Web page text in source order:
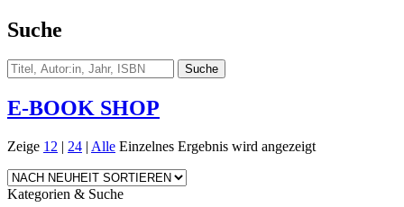
Suche
E-BOOK SHOP
Zeige 12 | 24 | Alle Einzelnes Ergebnis wird angezeigt
Kategorien & Suche